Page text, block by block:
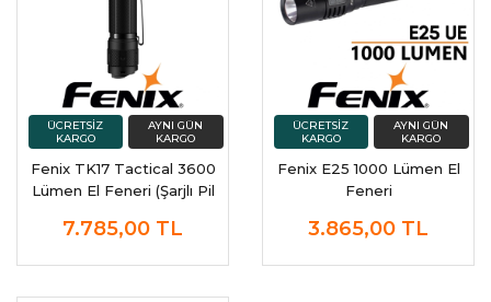
Fenix TK17 Tactical 3600
Lümen El Feneri (Şarjlı Pil
7.785,00 TL
Fenix E25 1000 Lümen El
Feneri
3.865,00 TL